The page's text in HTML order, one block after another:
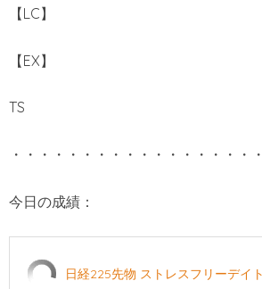
【LC】
【EX】
TS
・・・・・・・・・・・・・・・・・
今日の成績：
日経225先物 ストレスフリーデイ